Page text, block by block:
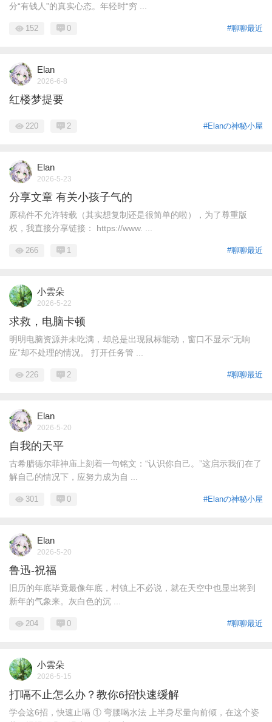
分“有钱人”的真实心态。年轻时“穷 ...
#聊聊最近
152 0
Elan
2026-6-8
红楼梦提要
#Elanの神秘小屋
220 2
Elan
2026-5-23
分享文章 有关小孩子气的
原稿件不允许转载（其实想复制还是很简单的啦），为了尊重版
权，我直接分享链接： https://www. ...
#聊聊最近
266 1
小雲朵
2026-5-22
求救，电脑卡顿
明明电脑资源并未吃满，却总是出现鼠标能动，窗口不显示“无响
应”却不处理的情况。 打开任务管 ...
#聊聊最近
226 2
Elan
2026-5-20
自我的天平
古希腊德尔菲神庙上刻着一句铭文：“认识你自己。”这启示我们在了
解自己的情况下，应努力成为自 ...
#Elanの神秘小屋
301 0
Elan
2026-5-20
鲁迅-祝福
旧历的年底毕竟最像年底，村镇上不必说，就在天空中也显出将到
新年的气象来。灰白色的沉 ...
#聊聊最近
204 0
小雲朵
2026-5-15
打嗝不止怎么办？教你6招快速缓解
学会这6招，快速止嗝 ① 弯腰喝水法 上半身尽量向前倾，在这个姿